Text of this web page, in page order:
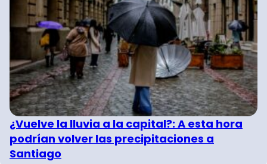
¿Vuelve la lluvia a la capital?: A esta hora
podrían volver las precipitaciones a
Santiago